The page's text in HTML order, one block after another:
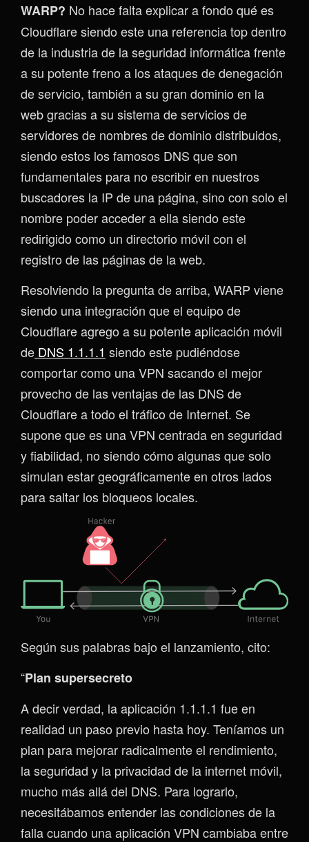
WARP? No hace falta explicar a fondo qué es
Cloudflare siendo este una referencia top dentro
de la industria de la seguridad informática frente
a su potente freno a los ataques de denegación
de servicio, también a su gran dominio en la
web gracias a su sistema de servicios de
servidores de nombres de dominio distribuidos,
siendo estos los famosos DNS que son
fundamentales para no escribir en nuestros
buscadores la IP de una página, sino con solo el
nombre poder acceder a ella siendo este
redirigido como un directorio móvil con el
registro de las páginas de la web.
Resolviendo la pregunta de arriba, WARP viene
siendo una integración que el equipo de
Cloudflare agrego a su potente aplicación móvil
de DNS 1.1.1.1 siendo este pudiéndose
comportar como una VPN sacando el mejor
provecho de las ventajas de las DNS de
Cloudflare a todo el tráfico de Internet. Se
supone que es una VPN centrada en seguridad
y fiabilidad, no siendo cómo algunas que solo
simulan estar geográficamente en otros lados
para saltar los bloqueos locales.
Según sus palabras bajo el lanzamiento, cito:
“Plan supersecreto
A decir verdad, la aplicación 1.1.1.1 fue en
realidad un paso previo hasta hoy. Teníamos un
plan para mejorar radicalmente el rendimiento,
la seguridad y la privacidad de la internet móvil,
mucho más allá del DNS. Para lograrlo,
necesitábamos entender las condiciones de la
falla cuando una aplicación VPN cambiaba entre